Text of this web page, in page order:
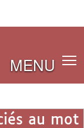
MENU
au mot